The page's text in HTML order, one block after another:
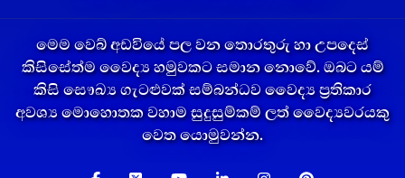
මෙම වෙබ් අඩවියේ පල වන තොරතුරු හා උපදෙස්
කිසිසේත්ම වෛද්‍ය හමුවකට සමාන නොවේ. ඔබට යම්
කිසි සෞඛ්‍ය ගැටළුවක් සම්බන්ධව වෛද්‍ය ප්‍රතිකාර
අවශ්‍ය මොහොතක වහාම සුදුසුම්කම් ලත් වෛද්‍යවරයකු
වෙත යොමුවන්න.